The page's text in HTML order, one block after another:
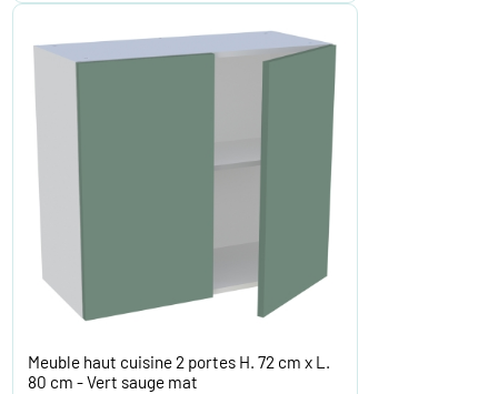
Meuble haut cuisine 2 portes H. 72 cm x L.
80 cm - Vert sauge mat